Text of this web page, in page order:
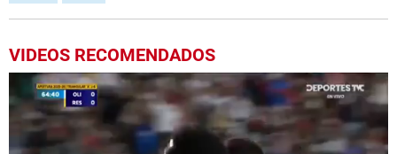
VIDEOS RECOMENDADOS